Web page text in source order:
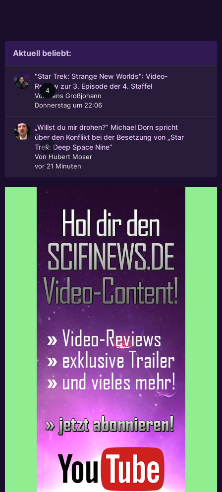
Aktuell beliebt:
4
"Star Trek: Strange New Worlds": Video-
Review zur 3. Episode der 4. Staffel
Von
Jens Großjohann
Donnerstag um 22:06
0
„Willst du mir drohen?“ Michael Dorn spricht
über den Konflikt bei der Besetzung von „Star
Trek: Deep Space Nine“
Von Hubert Moser
vor 21 Minuten